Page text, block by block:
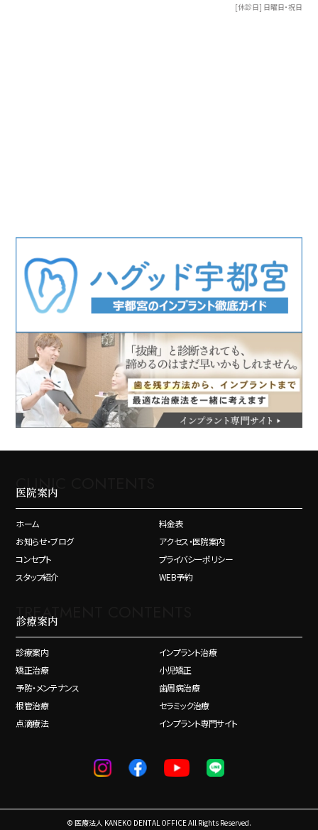
[休診日] 日曜日・祝日
CLINIC CONTENTS
医院案内
ホーム
料金表
お知らせ・ブログ
アクセス・医院案内
コンセプト
プライバシーポリシー
スタッフ紹介
WEB予約
TREATMENT CONTENTS
診療案内
診療案内
インプラント治療
矯正治療
小児矯正
予防・メンテナンス
歯周病治療
根管治療
セラミック治療
点滴療法
インプラント専門サイト
© 医療法人 KANEKO DENTAL OFFICE All Rights Reserved.